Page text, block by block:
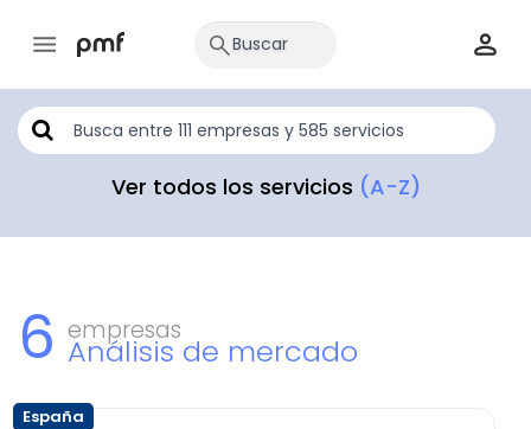
Ver todos los servicios (A-Z)
6 empresas
Análisis de mercado
España